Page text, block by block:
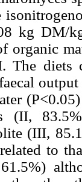
kg DM/
organic
diets
(II,
(III,
to
61.5%)